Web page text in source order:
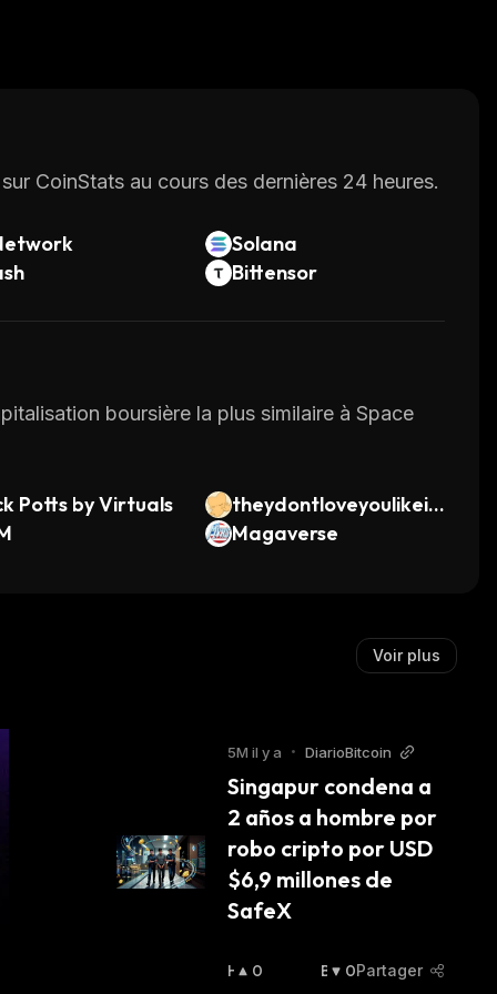
CoinStats au cours des dernières 24 heures.
Solana
Bittensor
boursière la plus similaire à Space
Potts by Virtuals
theydontloveyoulikeilo
veyou
Magaverse
Voir plus
5M il y a • DiarioBitcoin
Singapur condena a
2 años a hombre por
robo cripto por USD
$6,9 millones de
SafeX
H
0
B
0Partager